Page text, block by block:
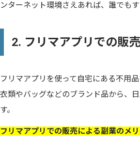
ンターネット環境さえあれば、誰でも
2. フリマアプリでの販売
フリマアプリを使って自宅にある不用
衣類やバッグなどのブランド品から、
す。
フリマアプリでの販売による副業のメ